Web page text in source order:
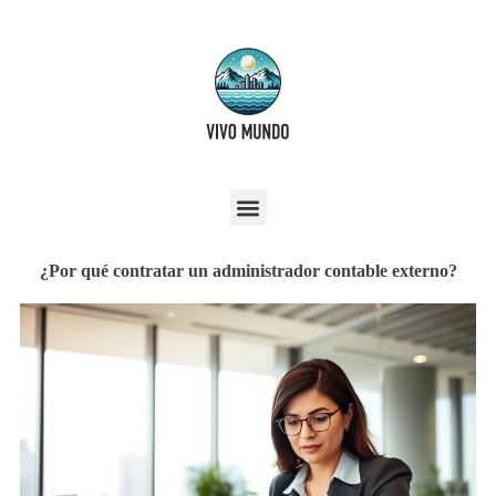
¿Por qué contratar un administrador contable externo?